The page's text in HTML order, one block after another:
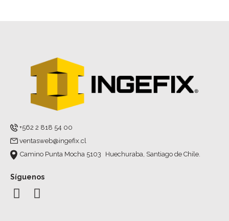
+562 2 818 54 00
ventasweb@ingefix.cl
Camino Punta Mocha 5103 Huechuraba, Santiago de Chile.
Síguenos